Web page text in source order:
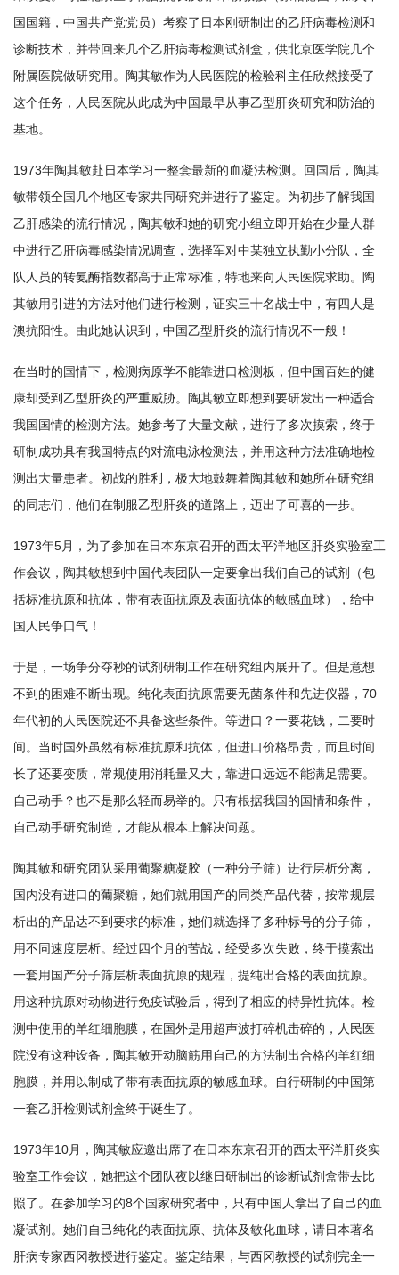
国国籍，中国共产党党员）考察了日本刚研制出的乙肝病毒检测和
诊断技术，并带回来几个乙肝病毒检测试剂盒，供北京医学院几个
附属医院做研究用。陶其敏作为人民医院的检验科主任欣然接受了
这个任务，人民医院从此成为中国最早从事乙型肝炎研究和防治的
基地。
1973年陶其敏赴日本学习一整套最新的血凝法检测。回国后，陶其
敏带领全国几个地区专家共同研究并进行了鉴定。为初步了解我国
乙肝感染的流行情况，陶其敏和她的研究小组立即开始在少量人群
中进行乙肝病毒感染情况调查，选择军对中某独立执勤小分队，全
队人员的转氨酶指数都高于正常标准，特地来向人民医院求助。陶
其敏用引进的方法对他们进行检测，证实三十名战士中，有四人是
澳抗阳性。由此她认识到，中国乙型肝炎的流行情况不一般！
在当时的国情下，检测病原学不能靠进口检测板，但中国百姓的健
康却受到乙型肝炎的严重威胁。陶其敏立即想到要研发出一种适合
我国国情的检测方法。她参考了大量文献，进行了多次摸索，终于
研制成功具有我国特点的对流电泳检测法，并用这种方法准确地检
测出大量患者。初战的胜利，极大地鼓舞着陶其敏和她所在研究组
的同志们，他们在制服乙型肝炎的道路上，迈出了可喜的一步。
1973年5月，为了参加在日本东京召开的西太平洋地区肝炎实验室工
作会议，陶其敏想到中国代表团队一定要拿出我们自己的试剂（包
括标准抗原和抗体，带有表面抗原及表面抗体的敏感血球），给中
国人民争口气！
于是，一场争分夺秒的试剂研制工作在研究组内展开了。但是意想
不到的困难不断出现。纯化表面抗原需要无菌条件和先进仪器，70
年代初的人民医院还不具备这些条件。等进口？一要花钱，二要时
间。当时国外虽然有标准抗原和抗体，但进口价格昂贵，而且时间
长了还要变质，常规使用消耗量又大，靠进口远远不能满足需要。
自己动手？也不是那么轻而易举的。只有根据我国的国情和条件，
自己动手研究制造，才能从根本上解决问题。
陶其敏和研究团队采用葡聚糖凝胶（一种分子筛）进行层析分离，
国内没有进口的葡聚糖，她们就用国产的同类产品代替，按常规层
析出的产品达不到要求的标准，她们就选择了多种标号的分子筛，
用不同速度层析。经过四个月的苦战，经受多次失败，终于摸索出
一套用国产分子筛层析表面抗原的规程，提纯出合格的表面抗原。
用这种抗原对动物进行免疫试验后，得到了相应的特异性抗体。检
测中使用的羊红细胞膜，在国外是用超声波打碎机击碎的，人民医
院没有这种设备，陶其敏开动脑筋用自己的方法制出合格的羊红细
胞膜，并用以制成了带有表面抗原的敏感血球。自行研制的中国第
一套乙肝检测试剂盒终于诞生了。
1973年10月，陶其敏应邀出席了在日本东京召开的西太平洋肝炎实
验室工作会议，她把这个团队夜以继日研制出的诊断试剂盒带去比
照了。在参加学习的8个国家研究者中，只有中国人拿出了自己的血
凝试剂。她们自己纯化的表面抗原、抗体及敏化血球，请日本著名
肝病专家西冈教授进行鉴定。鉴定结果，与西冈教授的试剂完全一